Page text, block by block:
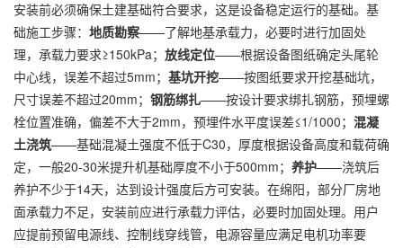
安装前必须确保土建基础符合要求，这是设备稳定运行的基础。基
础施工步骤： 地质勘察——了解地基承载力，必要时进行加固处
理，承载力要求≥150kPa； 放线定位——根据设备图纸确定头尾轮
中心线，误差不超过5mm； 基坑开挖——按图纸要求开挖基础坑，
尺寸误差不超过20mm； 钢筋绑扎——按设计要求绑扎钢筋，预埋螺
栓位置准确，偏差不大于2mm，预埋件水平度误差≤1/1000； 混凝
土浇筑——基础混凝土强度不低于C30，厚度根据设备高度和载荷确
定，一般20-30米提升机基础厚度不小于500mm； 养护——浇筑后
养护不少于14天，达到设计强度后方可安装。在绵阳，部分厂房地
面承载力不足，安装前应进行承载力评估，必要时加固处理。用户
应提前预留电源线、控制线穿线管，电源容量应满足电机功率要